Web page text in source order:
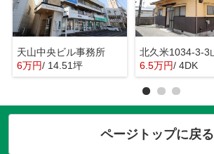
天山中央ビル事務所
6万円/ 14.51坪
6.5万円/ 4DK
ページトップに戻る